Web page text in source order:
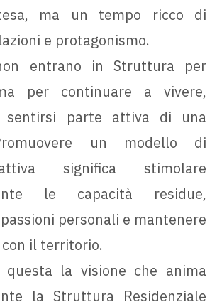
ma un tempo ricco di
e protagonismo.
entrano in Struttura per
per continuare a vivere,
sentirsi parte attiva di una
un modello di
significa stimolare
le capacità residue,
personali e mantenere
il territorio.
la visione che anima
la Struttura Residenziale